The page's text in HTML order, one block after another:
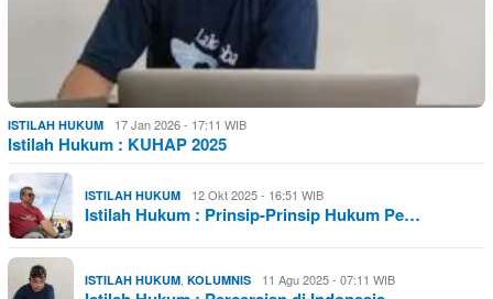
ISTILAH HUKUM 17 Jan 2026 - 17:11 WIB
Istilah Hukum : KUHAP 2025
ISTILAH HUKUM 12 Okt 2025 - 16:51 WIB
Istilah Hukum : Prinsip-Prinsip Hukum Pe…
ISTILAH HUKUM, KOLUMNIS 11 Agu 2025 - 07:11 WIB